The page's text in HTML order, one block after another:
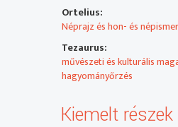
Ortelius:
Néprajz és hon- és
Tezaurus:
művészeti és kulturális
hagyományőrzés
Kiemelt részek